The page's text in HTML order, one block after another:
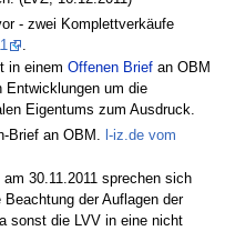
- zwei Komplettverkäufe
in einem Offenen Brief an OBM
Entwicklungen um die
Eigentums zum Ausdruck.
Brief an OBM.
l-iz.de vom
30.11.2011 sprechen sich
der Auflagen der
sonst die LVV in eine nicht